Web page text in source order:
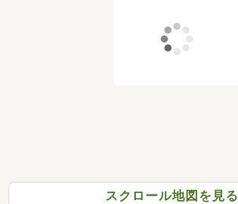
スクロール地図を見る